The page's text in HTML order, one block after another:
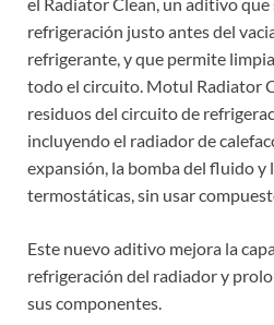
el Radiator Clean, un aditivo que
refrigeración justo antes del
refrigerante, y que permite
todo el circuito. Motul Radiator
residuos del circuito de
incluyendo el radiador de
expansión, la bomba del fluido y
termostáticas, sin usar
Este nuevo aditivo mejora la
refrigeración del radiador y
sus componentes.